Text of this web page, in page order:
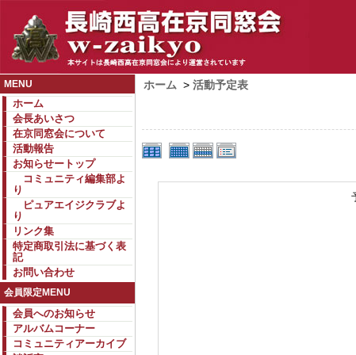
MENU
ホーム
会長あいさつ
在京同窓会について
活動報告
お知らせートップ
コミュニティ編集部よ
り
ピュアエイジクラブよ
り
リンク集
特定商取引法に基づく表
記
お問い合わせ
会員限定MENU
会員へのお知らせ
アルバムコーナー
コミュニティアーカイブ
ホーム > 活動予定表